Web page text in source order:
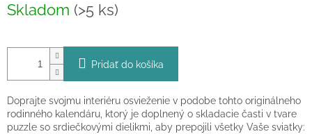
cena:
Skladom (>5 ks)
Pridať do košíka
Doprajte svojmu interiéru osvieženie v podobe tohto originálneho
rodinného kalendáru, ktorý je doplnený o skladacie časti v tvare
puzzle so srdiečkovými dielikmi, aby prepojili všetky Vaše sviatky: